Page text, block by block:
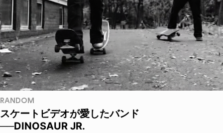
RANDOM
スケートビデオが愛したバンド
──DINOSAUR JR.